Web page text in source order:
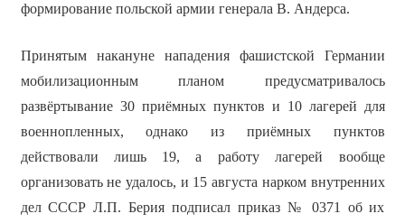
формирование польской армии генерала В. Андерса.
Принятым накануне нападения фашистской Германии
мобилизационным планом предусматривалось
развёртывание 30 приёмных пунктов и 10 лагерей для
военнопленных, однако из приёмных пунктов
действовали лишь 19, а работу лагерей вообще
организовать не удалось, и 15 августа нарком внутренних
дел СССР Л.П. Берия подписал приказ № 0371 об их